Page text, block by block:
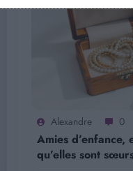
Alexandre 0
Amies d’enfance,
qu’elles sont